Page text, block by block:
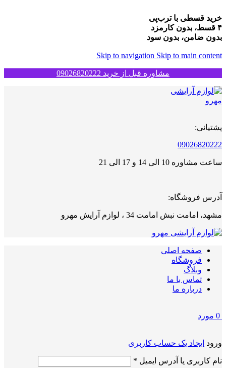
خرید قسطی با ترب‌پی
۴ قسط، بدون کارمزد
بدون ضامن، بدون سود
Skip to navigation Skip to main content
مشاوره قبل از خرید 09026820222
پشتیانی:
09026820222
ساعت مشاوره 10 الی 14 و 17 الی 21
آدرس فروشگاه:
مشهد، امامت نبش امامت 34 ، لوازم آرایش مهرو
صفحه اصلی
فروشگاه
وبلاگ
تماس با ما
درباره ما
0 مورد
ورود ایجاد یک حساب کاربری
نام کاربری یا آدرس ایمیل *